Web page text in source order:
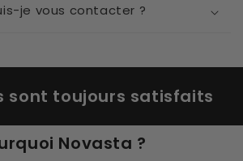
je vous contacter ?
sont toujours satisfaits
Novasta ?